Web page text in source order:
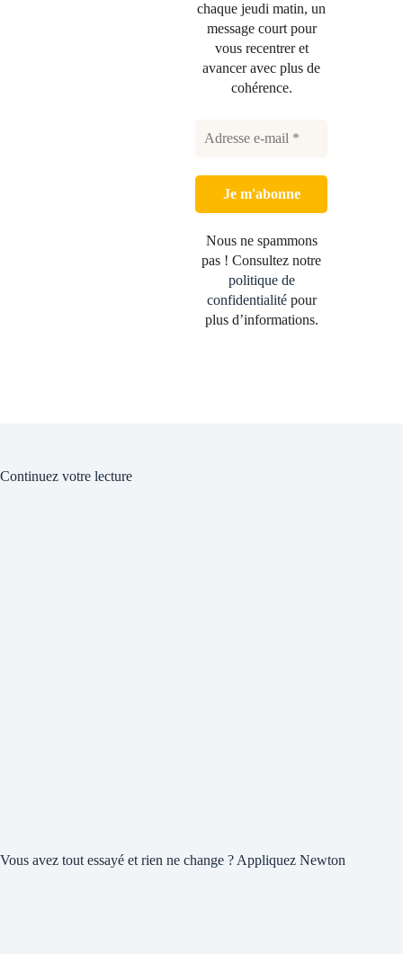
chaque jeudi matin, un
message court pour
vous recentrer et
avancer avec plus de
cohérence.
Nous ne spammons
pas ! Consultez notre
politique de
confidentialitépour
plus d’informations.
Continuez votre lecture
Vous avez tout essayé et rien ne change ? Appliquez Newton